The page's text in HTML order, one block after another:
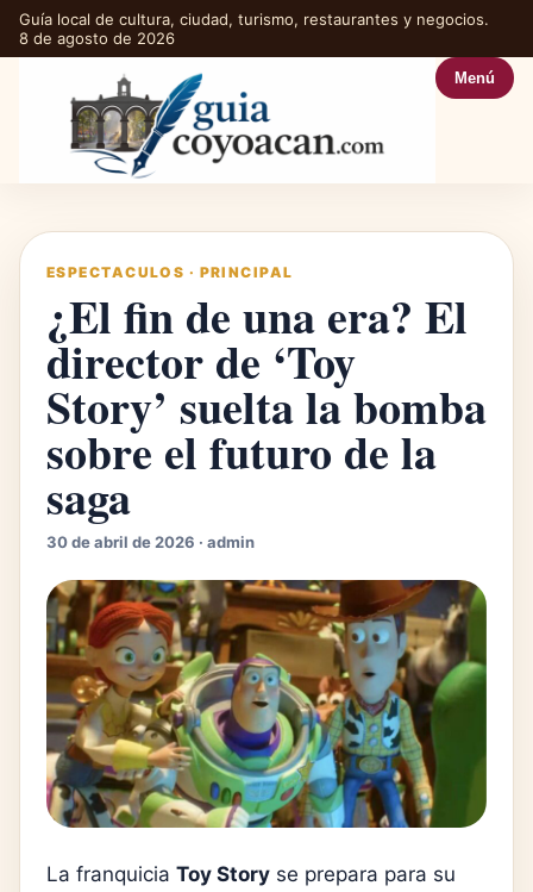
Guía local de cultura, ciudad, turismo, restaurantes y negocios.
8 de agosto de 2026
Menú
ESPECTACULOS · PRINCIPAL
¿El fin de una era? El
director de ‘Toy
Story’ suelta la bomba
sobre el futuro de la
saga
30 de abril de 2026 · admin
La franquicia Toy Story se prepara para su